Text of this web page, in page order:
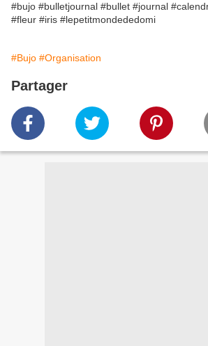
#bujo #bulletjournal #bullet #journal
#fleur #iris #lepetitmondededomi
#Bujo #Organisation
Partager